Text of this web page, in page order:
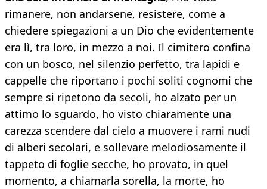
rimanere, non andarsene, resistere, come a
chiedere spiegazioni a un Dio che evidentemente
era lì, tra loro, in mezzo a noi. Il cimitero confina
con un bosco, nel silenzio perfetto, tra lapidi e
cappelle che riportano i pochi soliti cognomi che
sempre si ripetono da secoli, ho alzato per un
attimo lo sguardo, ho visto chiaramente una
carezza scendere dal cielo a muovere i rami nudi
di alberi secolari, e sollevare melodiosamente il
tappeto di foglie secche, ho provato, in quel
momento, a chiamarla sorella, la morte, ho